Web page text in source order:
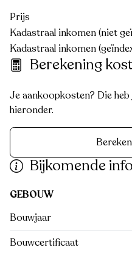
Prijs
Kadastraal inkomen (niet
Kadastraal inkomen
Berekening
Je aankoopkosten? Die
hieronder.
Bijkomende info
GEBOUW
Bouwjaar
Bouwcertificaat